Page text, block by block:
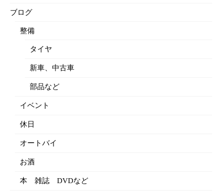
ブログ
整備
タイヤ
新車、中古車
部品など
イベント
休日
オートバイ
お酒
本 雑誌 DVDなど